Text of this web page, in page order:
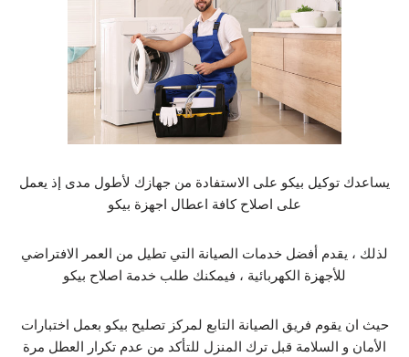
يساعدك توكيل بيكو على الاستفادة من جهازك لأطول مدى إذ يعمل
على اصلاح كافة اعطال اجهزة بيكو
لذلك ، يقدم أفضل خدمات الصيانة التي تطيل من العمر الافتراضي
للأجهزة الكهربائية ، فيمكنك طلب خدمة اصلاح بيكو
حيث ان يقوم فريق الصيانة التابع لمركز تصليح بيكو بعمل اختبارات
الأمان و السلامة قبل ترك المنزل للتأكد من عدم تكرار العطل مرة